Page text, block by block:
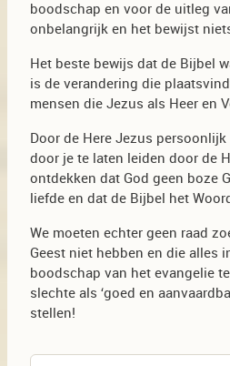
boodschap en voor de uitleg
onbelangrijk en het bewijst
Het beste bewijs dat de Bijbel
is de verandering die
mensen die Jezus als Heer en
Door de Here Jezus
door je te laten leiden door de
ontdekken dat God geen boze
liefde en dat de Bijbel het
We moeten echter geen raad
Geest niet hebben en die alles
boodschap van het evangelie
slechte als ‘goed en
stellen!